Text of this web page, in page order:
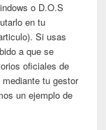
o D.O.S
en tu
Si usas
a que se
oficiales de
tu gestor
un ejemplo de